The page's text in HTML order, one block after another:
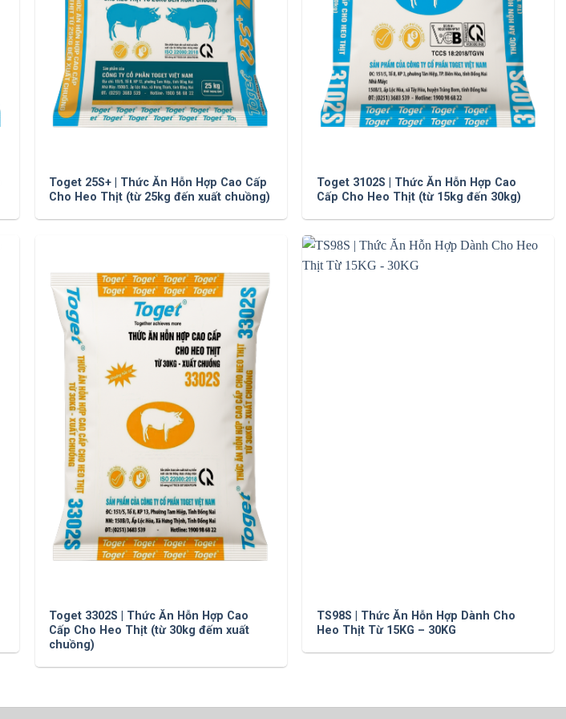
Toget 25S+ | Thức Ăn Hỗn Hợp Cao Cấp
Cho Heo Thịt (từ 25kg đến xuất chuồng)
Toget 3102S | Thức Ăn Hỗn Hợp Cao
Cấp Cho Heo Thịt (từ 15kg đến 30kg)
Toget 3302S | Thức Ăn Hỗn Hợp Cao
Cấp Cho Heo Thịt (từ 30kg đếm xuất
chuồng)
TS98S | Thức Ăn Hỗn Hợp Dành Cho
Heo Thịt Từ 15KG – 30KG